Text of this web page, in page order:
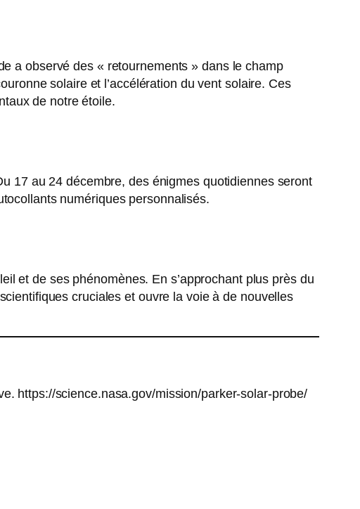
a observé des « retournements » dans le champ
solaire et l’accélération du vent solaire. Ces
de notre étoile.
17 au 24 décembre, des énigmes quotidiennes seront
numériques personnalisés.
et de ses phénomènes. En s’approchant plus près du
cruciales et ouvre la voie à de nouvelles
https://science.nasa.gov/mission/parker-solar-probe/